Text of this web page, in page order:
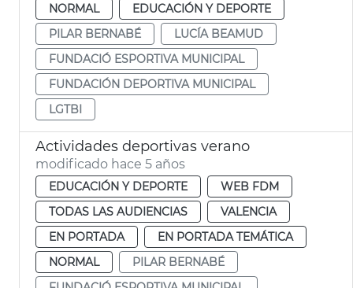
NORMAL
EDUCACIÓN Y DEPORTE
PILAR BERNABÉ
LUCÍA BEAMUD
FUNDACIÓ ESPORTIVA MUNICIPAL
FUNDACIÓN DEPORTIVA MUNICIPAL
LGTBI
Actividades deportivas verano
modificado hace 5 años
EDUCACIÓN Y DEPORTE
WEB FDM
TODAS LAS AUDIENCIAS
VALENCIA
EN PORTADA
EN PORTADA TEMÁTICA
NORMAL
PILAR BERNABÉ